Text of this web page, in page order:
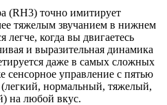
(RH3) точно имитирует
тяжелым звучанием в нижнем
легче, когда вы двигаетесь
и выразительная динамика
даже в самых сложных
сенсорное управление с пятью
нормальный, тяжелый,
на любой вкус.